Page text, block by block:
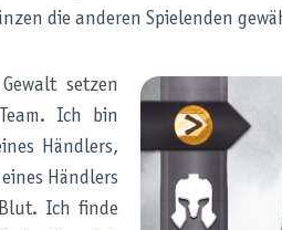
die anderen Spielenden
setzen
Ich bin
Händlers,
Händlers
Ich finde